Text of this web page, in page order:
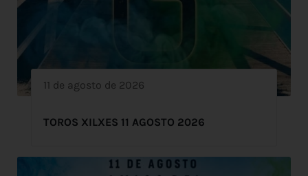
11 de agosto de 2026
TOROS XILXES 11 AGOSTO 2026